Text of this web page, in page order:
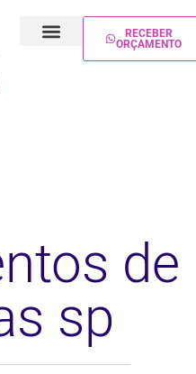
RECEBER
ORÇAMENTO
de
sp